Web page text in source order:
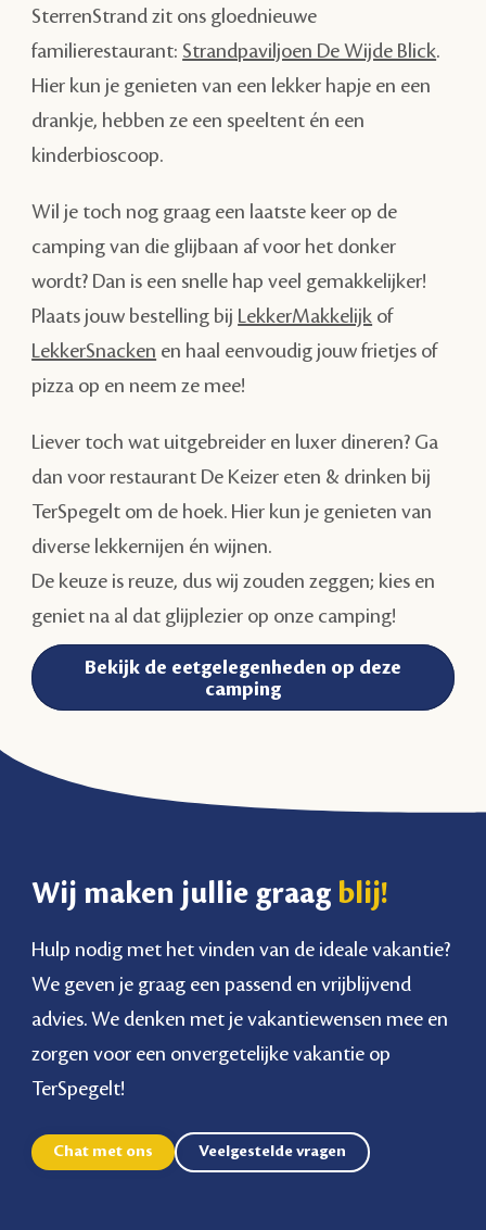
SterrenStrand zit ons gloednieuwe
familierestaurant: Strandpaviljoen De Wijde Blick.
Hier kun je genieten van een lekker hapje en een
drankje, hebben ze een speeltent én een
kinderbioscoop.
Wil je toch nog graag een laatste keer op de
camping van die glijbaan af voor het donker
wordt? Dan is een snelle hap veel gemakkelijker!
Plaats jouw bestelling bij LekkerMakkelijk of
LekkerSnacken en haal eenvoudig jouw frietjes of
pizza op en neem ze mee!
Liever toch wat uitgebreider en luxer dineren? Ga
dan voor restaurant De Keizer eten & drinken bij
TerSpegelt om de hoek. Hier kun je genieten van
diverse lekkernijen én wijnen.
De keuze is reuze, dus wij zouden zeggen; kies en
geniet na al dat glijplezier op onze camping!
Bekijk de eetgelegenheden op deze
camping
Wij maken jullie graag blij!
Hulp nodig met het vinden van de ideale vakantie?
We geven je graag een passend en vrijblijvend
advies. We denken met je vakantiewensen mee en
zorgen voor een onvergetelijke vakantie op
TerSpegelt!
Chat met ons Veelgestelde vragen